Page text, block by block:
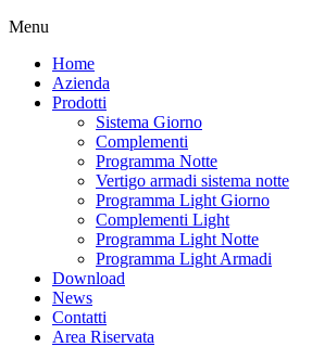
Menu
Home
Azienda
Prodotti
Sistema Giorno
Complementi
Programma Notte
Vertigo armadi sistema notte
Programma Light Giorno
Complementi Light
Programma Light Notte
Programma Light Armadi
Download
News
Contatti
Area Riservata